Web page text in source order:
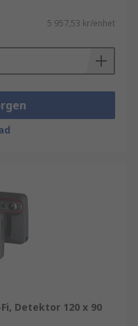
5 957,53 kr/enhet
Detektor 120 x 90